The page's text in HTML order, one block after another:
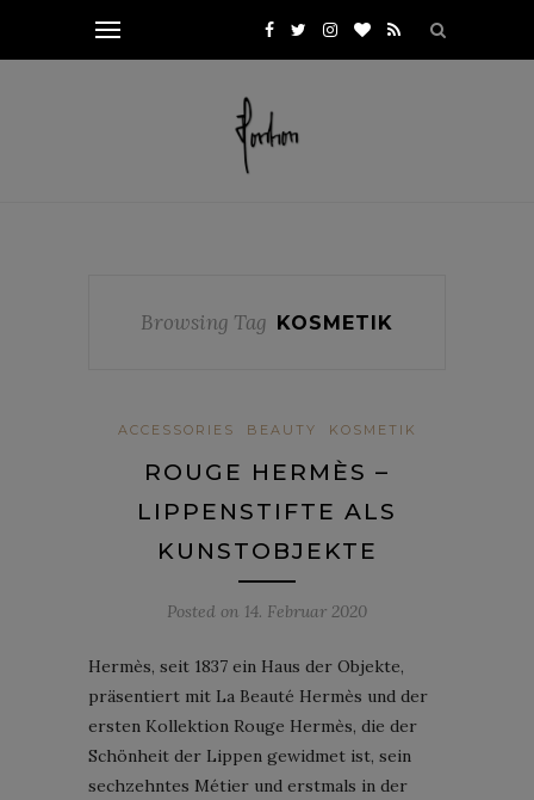
Browsing Tag KOSMETIK
ACCESSORIES BEAUTY KOSMETIK
ROUGE HERMÈS –
LIPPENSTIFTE ALS
KUNSTOBJEKTE
Posted on 14. Februar 2020
Hermès, seit 1837 ein Haus der Objekte,
präsentiert mit La Beauté Hermès und der
ersten Kollektion Rouge Hermès, die der
Schönheit der Lippen gewidmet ist, sein
sechzehntes Métier und erstmals in der